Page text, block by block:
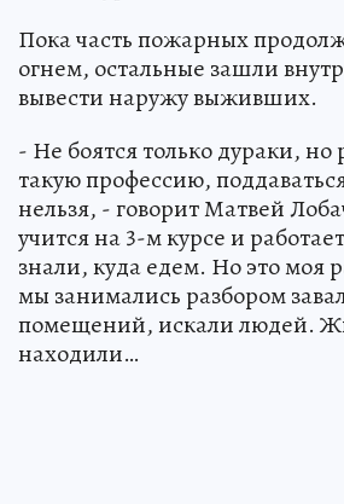
Пока часть пожарных
огнем, остальные зашли
вывести наружу выживших.
- Не боятся только дураки, но
такую профессию,
нельзя, - говорит Матвей
учится на 3-м курсе и
знали, куда едем. Но это моя
мы занимались разбором
помещений, искали людей.
находили…